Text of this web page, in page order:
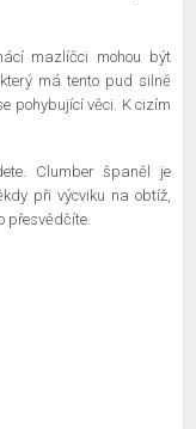
mazlíčci mohou být
má tento pud silně
pohybující věci. K cizím
Clumber španěl je
při výcviku na obtíž,
přesvědčíte.